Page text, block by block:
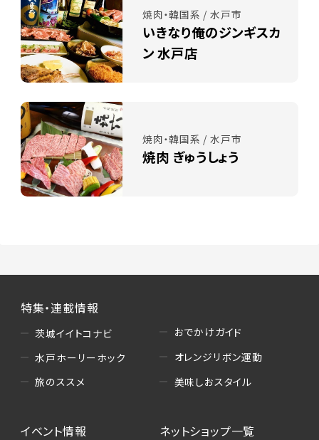
焼肉・韓国系 / 水戸市
いきなり俺のジンギスカ
ン 水戸店
焼肉・韓国系 / 水戸市
焼肉 ぎゅうしょう
特集・連載情報
茨城イイトコナビ
水戸ホーリーホック
旅のススメ
おでかけガイド
オレンジリボン運動
美味しおスタイル
イベント情報
ネットショップ一覧